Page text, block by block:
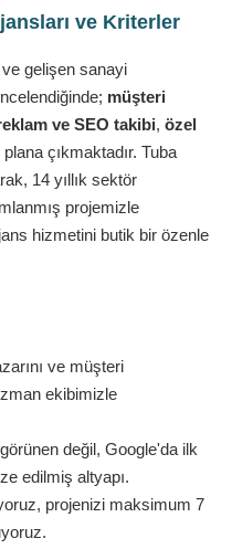
ve Kriterler
gelişen sanayi
müşteri
ve SEO takibi, özel
çıkmaktadır. Tuba
14 yıllık sektör
projemizle
hizmetini butik bir özenle
ve müşteri
ekibimizle
değil, Google'da ilk
edilmiş altyapı.
projenizi maksimum 7